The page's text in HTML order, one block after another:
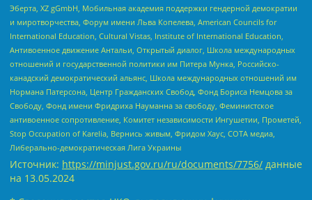
Эберта, XZ gGmbH, Мобильная академия поддержки гендерной демократии
и миротворчества, Форум имени Льва Копелева, American Councils for
International Education, Cultural Vistas, Institute of International Education,
Антивоенное движение Антальи, Открытый диалог, Школа международных
отношений и государственной политики им Питера Мунка, Российско-
канадский демократический альянс, Школа международных отношений им
Нормана Патерсона, Центр Гражданских Свобод, Фонд Бориса Немцова за
Свободу, Фонд имени Фридриха Науманна за свободу, Феминистское
антивоенное сопротивление, Комитет независимости Ингушетии, Прометей,
Stop Occupation of Karelia, Вернись живым, Фридом Хаус, СОТА медиа,
Либерально-демократическая Лига Украины
Источник: https://minjust.gov.ru/ru/documents/7756/ данные
на 13.05.2024